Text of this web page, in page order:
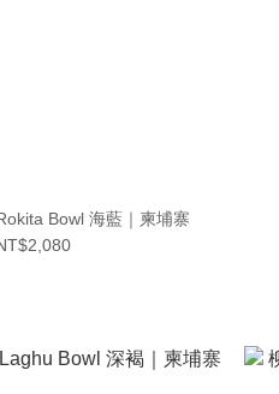
Bowl 海藍｜柬埔寨